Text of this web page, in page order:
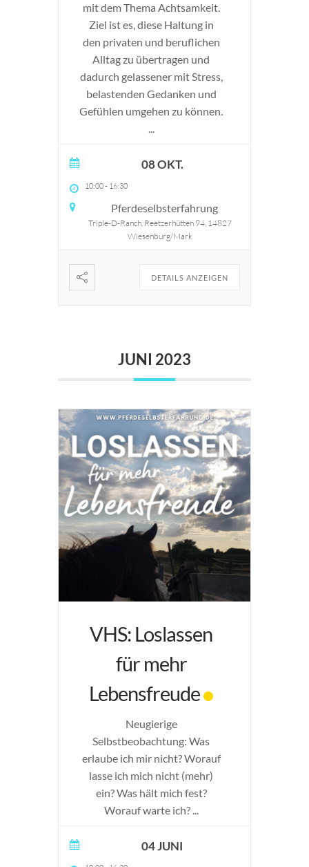
mit dem Thema Achtsamkeit.
Ziel ist es, diese Haltung in
den privaten und beruflichen
Alltag zu übertragen und
dadurch gelassener mit Stress,
belastenden Gedanken und
Gefühlen umgehen zu können.
...
08 OKT.
10:00- 16:30
Pferdeselbsterfahrung
Triple-D-Ranch, Reetzerhütten 94, 14827
Wiesenburg/Mark
DETAILS ANZEIGEN
JUNI 2023
VHS: Loslassen
für mehr
Lebensfreude
Neugierige
Selbstbeobachtung: Was
erlaube ich mir nicht? Worauf
lasse ich mich nicht (mehr)
ein? Was hält mich fest?
Worauf warte ich? ...
04 JUNI